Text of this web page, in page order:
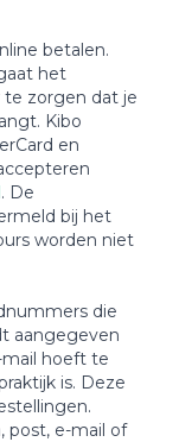
betalen.
het
te zorgen dat je
Kibo
en
. De
bij het
worden niet
die
aangegeven
hoeft te
is. Deze
post, e-mail of